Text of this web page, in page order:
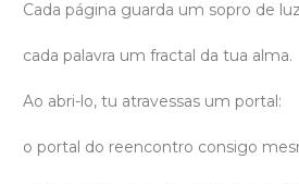
Cada página guarda um sopro de
cada palavra um fractal da tua alma.
Ao abri-lo, tu atravessas um portal:
o portal do reencontro consigo